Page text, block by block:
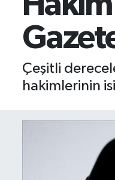
Çeşitli
hakimlerinin
Gündem
Bitcoin
Borsa Gundem
BIST 100 Isı